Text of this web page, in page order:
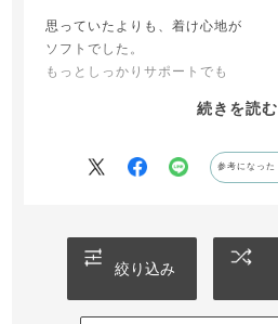
思っていたよりも、着け心地が
ソフトでした。
もっとしっかりサポートでも
続きを読む
参考になった
絞り込み